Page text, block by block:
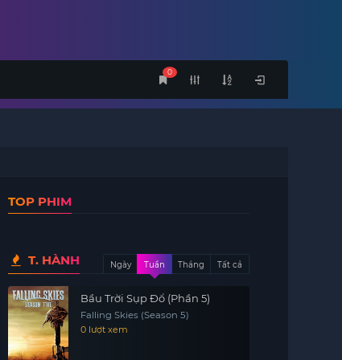
0
TOP PHIM
T. HÀNH Ngày Tuần Tháng Tất cả
Bầu Trời Sụp Đổ (Phần 5)
Falling Skies (Season 5)
0 lượt xem